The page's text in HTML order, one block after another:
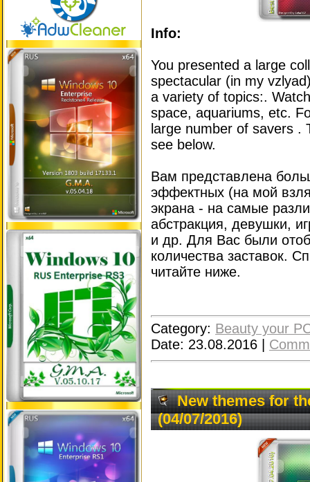
Info:
You presented a large
spectacular (in my
a variety of topics:.
space, aquariums, etc.
large number of savers .
see below.
Вам представлена
эффектных (на мой
экрана - на самые
абстракция, девушки,
и др. Для Вас были
количества заставок.
читайте ниже.
Category: Beauty your
Date: 23.08.2016
New themes for
(04/07/2016)